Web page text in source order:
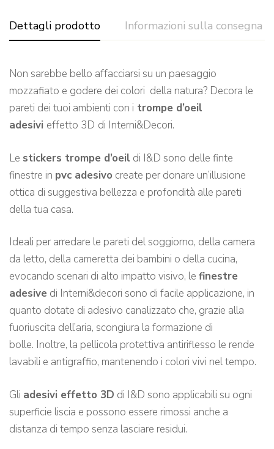
Dettagli prodotto Informazioni sulla consegna
Non sarebbe bello affacciarsi su un paesaggio
mozzafiato e godere dei colori della natura? Decora le
pareti dei tuoi ambienti con i trompe d’oeil
adesivi effetto 3D di Interni&Decori.
Le stickers trompe d’oeil di I&D sono delle finte
finestre in pvc adesivo create per donare un’illusione
ottica di suggestiva bellezza e profondità alle pareti
della tua casa.
Ideali per arredare le pareti del soggiorno, della camera
da letto, della cameretta dei bambini o della cucina,
evocando scenari di alto impatto visivo, le finestre
adesive di Interni&decori sono di facile applicazione, in
quanto dotate di adesivo canalizzato che, grazie alla
fuoriuscita dell’aria, scongiura la formazione di
bolle. Inoltre, la pellicola protettiva antiriflesso le rende
lavabili e antigraffio, mantenendo i colori vivi nel tempo.
Gli adesivi effetto 3D di I&D sono applicabili su ogni
superficie liscia e possono essere rimossi anche a
distanza di tempo senza lasciare residui.